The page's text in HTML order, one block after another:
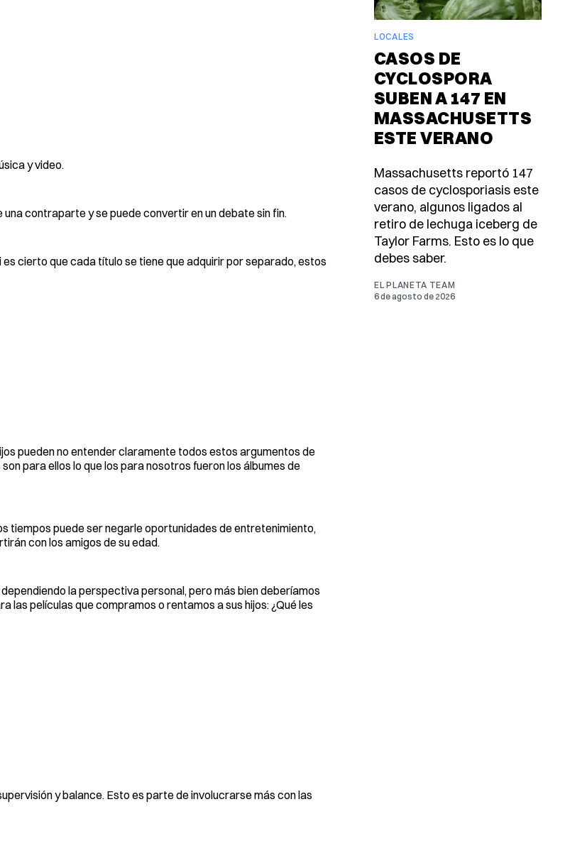
y video.
contraparte y se puede convertir en un debate sin fin.
cierto que cada título se tiene que adquirir por separado, estos
pueden no entender claramente todos estos argumentos de
para ellos lo que los para nosotros fueron los álbumes de
tiempos puede ser negarle oportunidades de entretenimiento,
con los amigos de su edad.
la perspectiva personal, pero más bien deberíamos
las películas que compramos o rentamos a sus hijos: ¿Qué les
y balance. Esto es parte de involucrarse más con las
LOCALES
CASOS DE
CYCLOSPORA
SUBEN A 147 EN
MASSACHUSETTS
ESTE VERANO
Massachusetts reportó 147
casos de cyclosporiasis este
verano, algunos ligados al
retiro de lechuga iceberg de
Taylor Farms. Esto es lo que
debes saber.
EL PLANETA TEAM
6 de agosto de 2026